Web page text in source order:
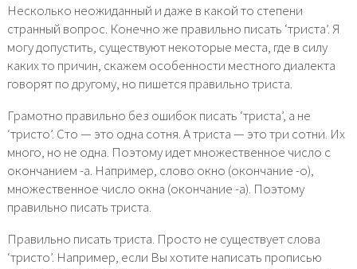
Несколько неожиданный и даже в какой то степени
странный вопрос. Конечно же правильно писать ‘триста’. Я
могу допустить, существуют некоторые места, где в силу
каких то причин, скажем особенности местного диалекта
говорят по другому, но пишется правильно триста.
Грамотно правильно без ошибок писать ‘триста’, а не
‘тристо’. Сто — это одна сотня. А триста — это три сотни. Их
много, но не одна. Поэтому идет множественное число с
окончанием -а. Например, слово окно (окончание -о),
множественное число окна (окончание -а). Поэтому
правильно писать триста.
Правильно писать триста. Просто не существует слова
‘тристо’. Например, если Вы хотите написать прописью